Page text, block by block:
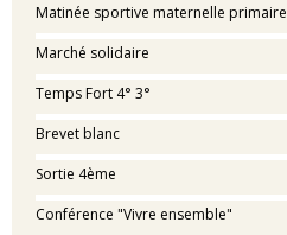
Matinée sportive maternelle primaire
Marché solidaire
Temps Fort 4° 3°
Brevet blanc
Sortie 4ème
Conférence "Vivre ensemble"